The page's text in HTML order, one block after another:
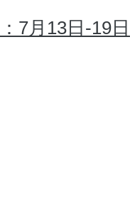
7月13日-19日